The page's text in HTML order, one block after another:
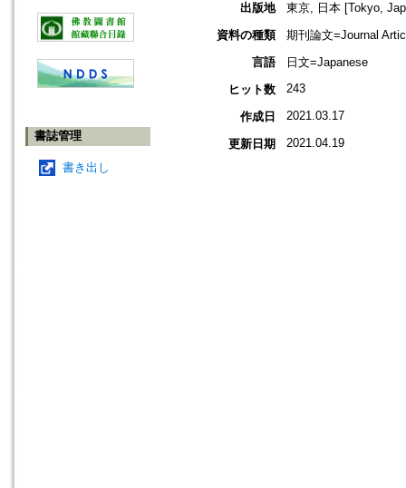
書誌管理
書き出し
出版地
東京, 日本 [Tokyo,
資料の種類
期刊論文=Journal
言語
日文=Japanese
ヒット数
243
作成日 2021.03.17
更新日期 2021.04.19